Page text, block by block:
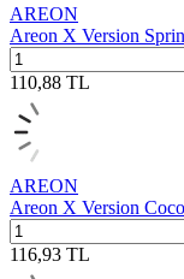
AREON
Areon X Version
110,88 TL
AREON
Areon X Version
116,93 TL